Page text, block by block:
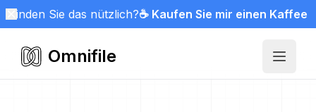
Finden Sie das nützlich?☕ Kaufen Sie mir einen Kaffee
Omnifile